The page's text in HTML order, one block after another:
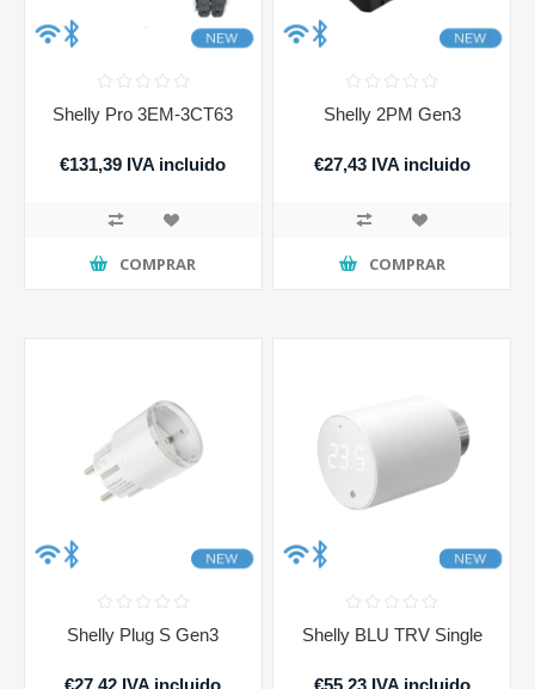
Shelly Pro 3EM-3CT63
€131,39 IVA incluido
COMPRAR
Shelly 2PM Gen3
€27,43 IVA incluido
COMPRAR
Shelly Plug S Gen3
€27,42 IVA incluido
Shelly BLU TRV Single
€55,23 IVA incluido